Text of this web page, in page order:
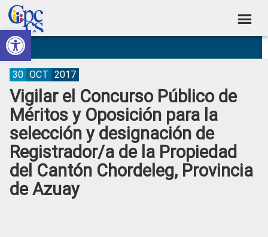
Abrir barra de herramientas
Skip
to
primary
navigation
Skip
to
main
content
Skip
to
primary
sidebar
Skip
to
footer
Consejo
de
Participación
Ciudadana
Control
Social
Construyendo
Poder
Ciudadano
Vigilar el Concurso Público de
Méritos y Oposición para la
selección y designación de
Registrador/a de la Propiedad
del Cantón Chordeleg, Provincia
de Azuay
30 OCT 2017